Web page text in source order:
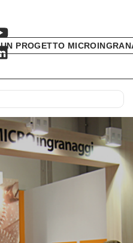
UN PROGETTO